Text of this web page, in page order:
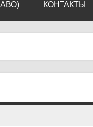
КОНТАКТЫ